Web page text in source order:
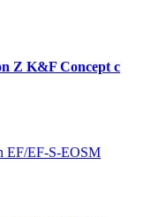
Z K&F Concept с